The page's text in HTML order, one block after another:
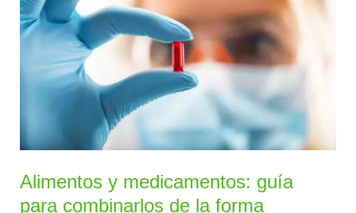
Alimentos y medicamentos: guía
para combinarlos de la forma
guía
para
combinarlos
correcta